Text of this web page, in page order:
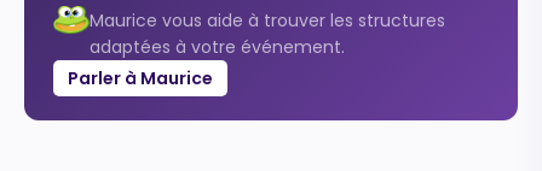
Maurice vous aide à trouver les structures
adaptées à votre événement.
Parler à Maurice